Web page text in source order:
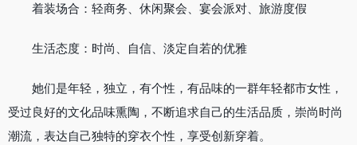
着装场合：轻商务、休闲聚会、宴会派对、旅游度假
生活态度：时尚、自信、淡定自若的优雅
她们是年轻，独立，有个性，有品味的一群年轻都市女性，
受过良好的文化品味熏陶，不断追求自己的生活品质，崇尚时尚
潮流，表达自己独特的穿衣个性，享受创新穿着。